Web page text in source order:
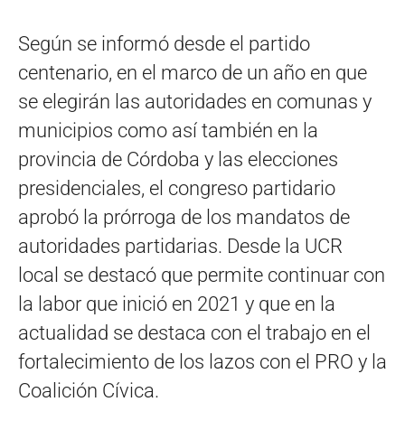
Según se informó desde el partido
centenario, en el marco de un año en que
se elegirán las autoridades en comunas y
municipios como así también en la
provincia de Córdoba y las elecciones
presidenciales, el congreso partidario
aprobó la prórroga de los mandatos de
autoridades partidarias. Desde la UCR
local se destacó que permite continuar con
la labor que inició en 2021 y que en la
actualidad se destaca con el trabajo en el
fortalecimiento de los lazos con el PRO y la
Coalición Cívica.